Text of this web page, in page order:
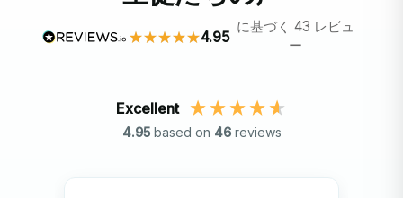
4.95
に基づく 43 レビュ
ー
Excellent
4.95 based on 46 reviews